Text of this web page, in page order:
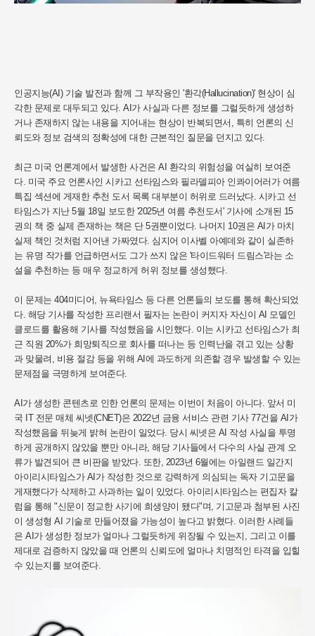
인공지능(AI) 기술 발전과 함께 그 부작용인 '환각(Hallucination)' 현상이 심
각한 문제로 대두되고 있다. AI가 사실과 다른 정보를 그럴듯하게 생성하
거나 존재하지 않는 내용을 지어내는 현상이 반복되면서, 특히 언론의 신
뢰도와 정보 검색의 정확성에 대한 근본적인 질문을 던지고 있다.
최근 미국 언론계에서 발생한 사건은 AI 환각의 위험성을 여실히 보여준
다. 미국 주요 언론사인 시카고 선타임스와 필라델피아 인콰이어러가 여름
특집 섹션에 게재한 추천 도서 목록 대부분이 허위로 드러났다. 시카고 선
타임스가 지난 5월 18일 보도한 '2025년 여름 추천도서' 기사에 소개된 15
권의 책 중 실제 존재하는 책은 단 5권뿐이었다. 나머지 10권은 AI가 마치
실제 책인 것처럼 지어낸 가짜였다. 심지어 이사벨 아예데와 같이 실존하
는 유명 작가를 언급하면서도 그가 쓰지 않은 '타이드워터 드림스'라는 소
설을 추천하는 등 매우 정교하게 허위 정보를 생성했다.
이 문제는 404미디어, 뉴욕타임스 등 다른 언론들의 보도를 통해 확산되었
다. 해당 기사를 작성한 프리랜서 필자는 논란이 커지자 자신이 AI 모델인
클로드를 활용해 기사를 작성했음을 시인했다. 이는 시카고 선타임스가 최
근 직원 20%가 희망퇴직으로 회사를 떠나는 등 인력난을 겪고 있는 상황
과 맞물려, 비용 절감 등을 위해 AI에 과도하게 의존할 경우 발생할 수 있는
문제점을 극명하게 보여준다.
AI가 생성한 콘텐츠로 인한 언론의 문제는 이번이 처음이 아니다. 앞서 미
국 IT 전문 매체 씨넷(CNET)은 2022년 금융 서비스 관련 기사 77건을 AI가
작성했음을 뒤늦게 밝혀 논란이 일었다. 당시 씨넷은 AI 작성 사실을 투명
하게 공개하지 않았을 뿐만 아니라, 해당 기사들에서 다수의 사실 관계 오
류가 발견되어 큰 비판을 받았다. 또한, 2023년 6월에는 아일랜드 일간지
아이리시타임스가 AI가 작성한 것으로 강력하게 의심되는 독자 기고문을
게재했다가 삭제하고 사과하는 일이 있었다. 아이리시타임스는 편집자 칼
럼을 통해 "신문이 정교한 사기에 희생양이 됐다"며, 기고문과 첨부된 사진
이 생성형 AI 기술로 만들어졌을 가능성이 높다고 밝혔다. 이러한 사례들
은 AI가 생성한 정보가 얼마나 그럴듯하게 위장될 수 있는지, 그리고 이를
제대로 검증하지 않았을 때 언론의 신뢰도에 얼마나 치명적인 타격을 입힐
수 있는지를 보여준다.